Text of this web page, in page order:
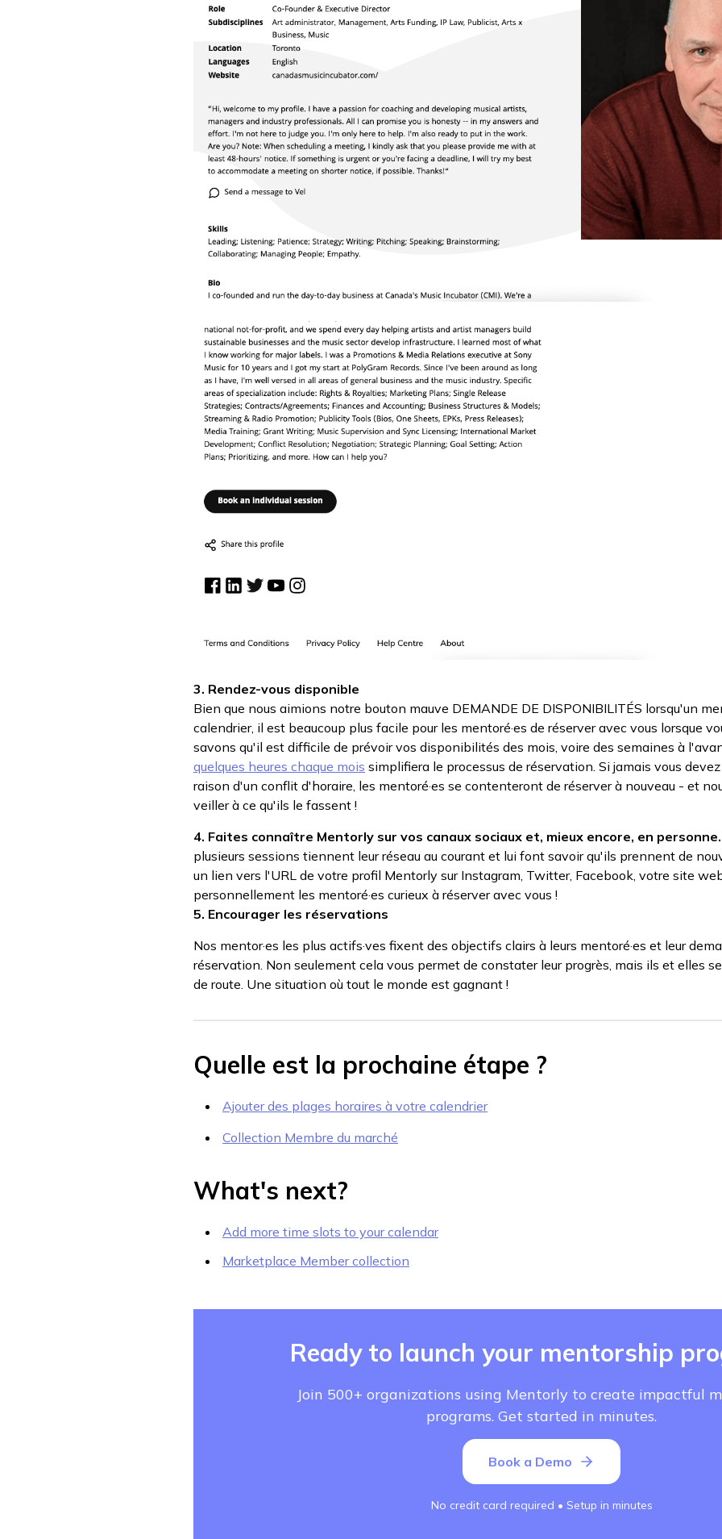
3. Rendez-vous disponible
Bien que nous aimions notre bouton mauve DEMANDE DE DISPONIBILITÉS lorsqu'un
calendrier, il est beaucoup plus facile pour les mentoré·es de réserver avec vous lorsque
savons qu'il est difficile de prévoir vos disponibilités des mois, voire des semaines à
quelques heures chaque mois simplifiera le processus de réservation. Si jamais vous
raison d'un conflit d'horaire, les mentoré·es se contenteront de réserver à nouveau - et
veiller à ce qu'ils le fassent !
4. Faites connaître Mentorly sur vos canaux sociaux et, mieux encore, en personne.
plusieurs sessions tiennent leur réseau au courant et lui font savoir qu'ils prennent de
un lien vers l'URL de votre profil Mentorly sur Instagram, Twitter, Facebook, votre site
personnellement les mentoré·es curieux à réserver avec vous !
5. Encourager les réservations
Nos mentor·es les plus actifs·ves fixent des objectifs clairs à leurs mentoré·es et leur
réservation. Non seulement cela vous permet de constater leur progrès, mais ils et elles
de route. Une situation où tout le monde est gagnant !
Quelle est la prochaine étape ?
Ajouter des plages horaires à votre calendrier
Collection Membre du marché
What's next?
Add more time slots to your calendar
Marketplace Member collection
Ready to launch your mentorship
Join 500+ organizations using Mentorly to create impactful
programs. Get started in minutes.
Book a Demo
No credit card required • Setup in minutes